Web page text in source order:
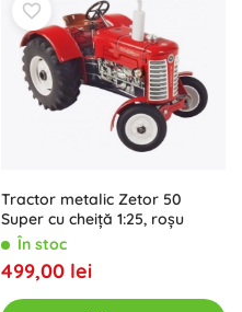
Tractor metalic Zetor 50
Super cu cheiță 1:25, roșu
În stoc
499,00 lei